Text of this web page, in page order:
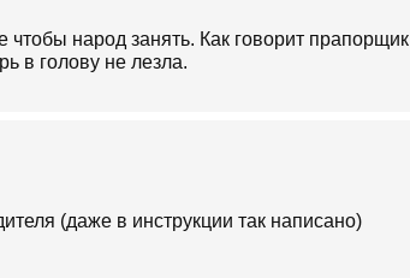
народ занять. Как говорит прапорщик
в голову не лезла.
(даже в инструкции так написано)